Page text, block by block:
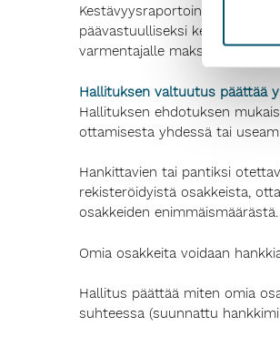
Kestävyysraportoinnin
päävastuulliseksi
varmentajalle maksetaan
Hallituksen valtuutus päättää
Hallituksen ehdotuksen
ottamisesta yhdessä tai
Hankittavien tai pantiksi
rekisteröidyistä osakkeista,
osakkeiden
Omia osakkeita voidaan
Hallitus päättää miten omia
suhteessa (suunnattu